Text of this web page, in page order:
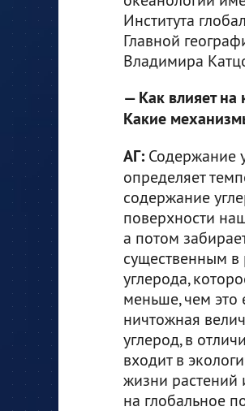
Института
Главной
Владимира
— Как влияет на
Какие
АГ: Содержание
определяет
содержание
поверхности
а потом
существенным в
углерода,
меньше, чем это
ничтожная
углерод, в
входит в
жизни растений
на глобальное